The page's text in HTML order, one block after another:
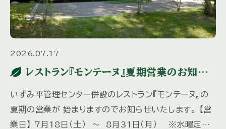
2026.07.17
レストラン『モンテーヌ』夏期営業のお知ら
いずみ平管理センター併設のレストラン『モンテーヌ』の
夏期の営業が 始まりますのでお知らせいたします。 【営
業日】 7月18日（土） ～ 8月31日（月） ※水曜定